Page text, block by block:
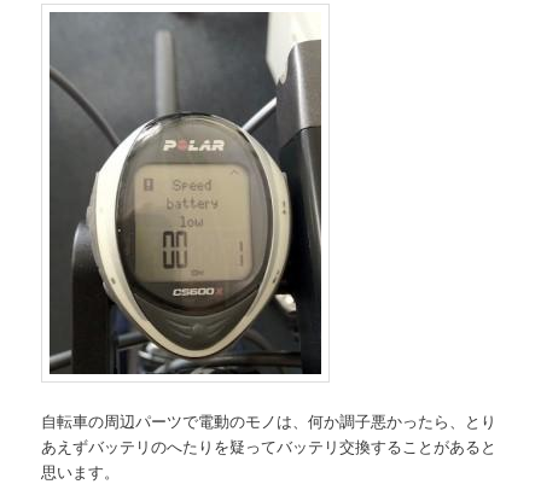
自転車の周辺パーツで電動のモノは、何か調子悪かったら、とり
あえずバッテリのへたりを疑ってバッテリ交換することがあると
思います。